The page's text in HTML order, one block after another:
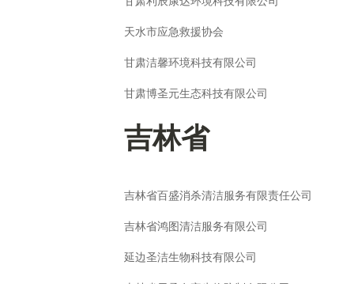
天水市应急救援协会
甘肃洁馨环境科技有限公司
甘肃博圣元生态科技有限公司
吉林省
吉林省百盛消杀清洁服务有限责任公司
吉林省鸿图清洁服务有限公司
延边圣洁生物科技有限公司